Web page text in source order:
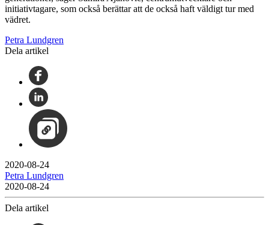
initiativtagare, som också berättar att de också haft väldigt tur med
vädret.
Petra Lundgren
Dela artikel
2020-08-24
Petra Lundgren
2020-08-24
Dela artikel